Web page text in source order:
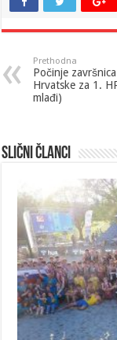
Prethodna
Počinje
Hrvatske za 1.
mlađi)
Slični članci